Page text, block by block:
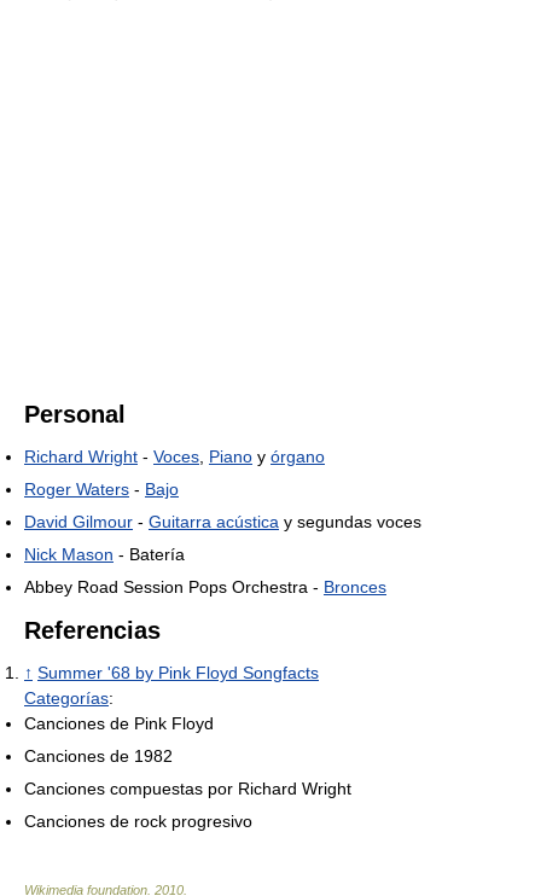
Personal
Richard Wright - Voces Piano y órgano
Roger Waters - Bajo
David Gilmour - Guitarra acústica y segundas voces
Nick Mason - Batería
Abbey Road Session Pops Orchestra - Bronces
Referencias
↑ Summer '68 by Pink Floyd Songfacts
Categorías:
Canciones de Pink Floyd
Canciones de 1982
Canciones compuestas por Richard Wright
Canciones de rock progresivo
Wikimedia foundation 2010